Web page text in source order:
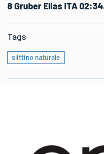
8 Gruber Elias ITA
Tags
slittino naturale